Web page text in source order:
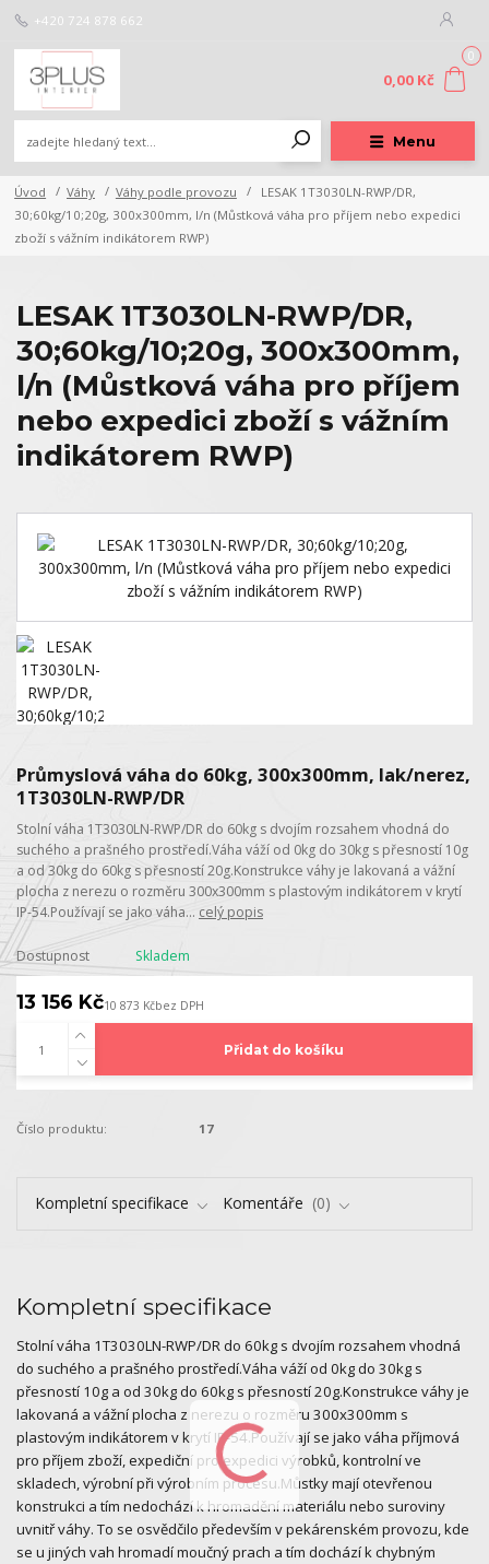
Menu
+420 724 878 662
0
0,00 Kč
Úvod Váhy Váhy podle provozu
LESAK 1T3030LN-RWP/DR,
30;60kg/10;20g, 300x300mm, l/n (Můstková váha pro příjem nebo expedici
zboží s vážním indikátorem RWP)
LESAK 1T3030LN-RWP/DR,
30;60kg/10;20g, 300x300mm,
l/n (Můstková váha pro příjem
nebo expedici zboží s vážním
indikátorem RWP)
Průmyslová váha do 60kg, 300x300mm, lak/nerez,
1T3030LN-RWP/DR
Stolní váha 1T3030LN-RWP/DR do 60kg s dvojím rozsahem vhodná do
suchého a prašného prostředí.Váha váží od 0kg do 30kg s přesností 10g
a od 30kg do 60kg s přesností 20g.Konstrukce váhy je lakovaná a vážní
plocha z nerezu o rozměru 300x300mm s plastovým indikátorem v krytí
IP-54.Používají se jako váha... celý popis
Dostupnost Skladem
13 156 Kč10 873 Kčbez DPH
Přidat do košíku
Číslo produktu: 17
Kompletní specifikace Komentáře 0
Kompletní specifikace
Stolní váha 1T3030LN-RWP/DR do 60kg s dvojím rozsahem vhodná
do suchého a prašného prostředí.Váha váží od 0kg do 30kg s
přesností 10g a od 30kg do 60kg s přesností 20g.Konstrukce váhy je
lakovaná a vážní plocha z nerezu o rozměru 300x300mm s
plastovým indikátorem v krytí IP-54.Používají se jako váha příjmová
pro příjem zboží, expediční pro expedici výrobků, kontrolní ve
skladech, výrobní při výrobním procesu.Můstky mají otevřenou
konstrukci a tím nedochází k hromadění materiálu nebo suroviny
uvnitř váhy. To se osvědčilo především v pekárenském provozu, kde
se u jiných vah hromadí moučný prach a tím dochází k chybným